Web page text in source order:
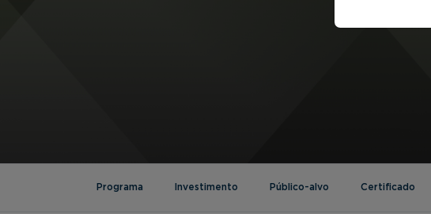
Programa Investimento Público-alvo Certificado